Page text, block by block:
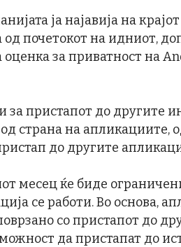
ја најавија на
од почетокот на идниот,
за приватност на
за пристапот до
страна на апликациите,
до другите
месец ќе биде
се работи. Во основа,
со пристапот до
да пристапат до